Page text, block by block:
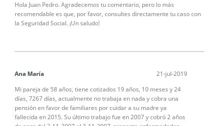
Hola Juan Pedro. Agradecemos tu comentario, pero lo más
recomendable es que, por favor, consultes directamente tu caso con
la Seguridad Social. ¡Un saludo!
Ana María 21-jul-2019
Mi pareja de 58 años, tiene cotizados 19 años, 10 meses y 24
días, 7267 días, actualmente no trabaja en nada y cobra una
pensión en favor de familiares por cuidar a su madre ya
fallecida en 2015. Su último trabajo fue en 2007 y cobró 2 años